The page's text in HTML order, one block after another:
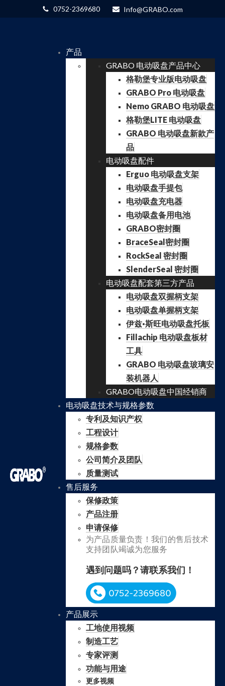
0752-2369680 Info@GRABO.com
产品
GRABO 电动吸盘产品中心
格勒堡专业版电动吸盘
GRABO Pro 电动吸盘
Nemo GRABO 电动吸盘
格勒堡LITE 电动吸盘
GRABO 电动吸盘新款产
品
电动吸盘配件
Erguo 电动吸盘支架
电动吸盘手提包
电动吸盘充电器
电动吸盘备用电池
GRABO密封圈
BraceSeal密封圈
RockSeal 密封圈
SlenderSeal 密封圈
电动吸盘配套第三方产品
电动吸盘双握柄支架
电动吸盘单握柄支架
伊兹·斯旺电动吸盘托板
Fillachip 电动吸盘板材
工具
GRABO 电动吸盘玻璃安
装机器人
GRABO电动吸盘中国经销商
电动吸盘技术与规格参数
专利及知识产权
工程设计
规格参数
公司简介及团队
质量测试
售后服务
保修政策
产品注册
申请保修
为产品质量负责！我们的售后技术
支持团队竭诚为您服务
遇到问题吗？请联系我们！
产品展示
工地使用视频
制造工艺
专家评测
功能与用途
更多视频